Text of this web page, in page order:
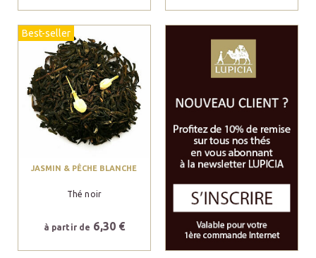
Best-seller
JASMIN & PÊCHE BLANCHE
Thé noir
à partir de 6,30 €